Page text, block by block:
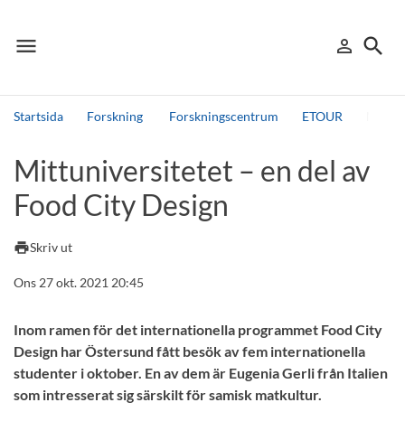
menu
Meny person_outline
Logga in
search
Sök
Startsida Forskning Forskningscentrum ETOUR
Andra söktjänster
Detta är vår testmiljö - endast testdata
Mittuniversitetet – en del av
Food City Design
printSkriv ut
Ons 27 okt. 2021 20:45
Inom ramen för det internationella programmet Food City
Design har Östersund fått besök av fem internationella
studenter i oktober. En av dem är Eugenia Gerli från Italien
som intresserat sig särskilt för samisk matkultur.